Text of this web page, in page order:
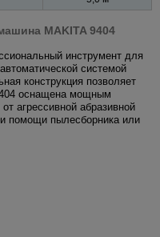
MAKITA 9404
инструмент для
системой
конструкция позволяет
оснащена мощным
агрессивной абразивной
помощи пылесборника или